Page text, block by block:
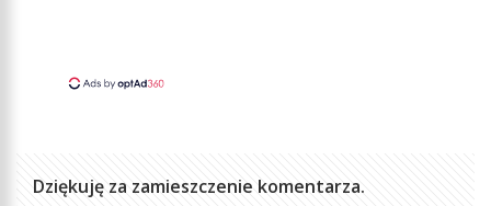
Dziękuję za zamieszczenie komentarza.